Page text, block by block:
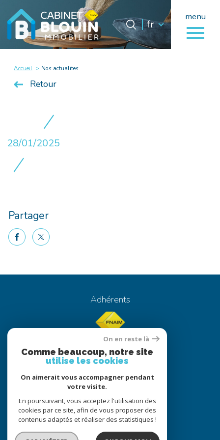
menu
Langue
fr
Accueil 0 Langue
fr
Accueil Nos actualites
Retour
28/01/2025
Partager
facebooktwitter
Adhérents
© 2022
Tous droits réservés
Traduction powered by Google
Nos honoraires
Plan du site
Mentions légales Partenaires Admin
On en reste là
Comme beaucoup, notre site
utilise les cookies
On aimerait vous accompagner pendant
votre visite.
En poursuivant, vous acceptez l'utilisation des
cookies par ce site, afin de vous proposer des
contenus adaptés et réaliser des statistiques !